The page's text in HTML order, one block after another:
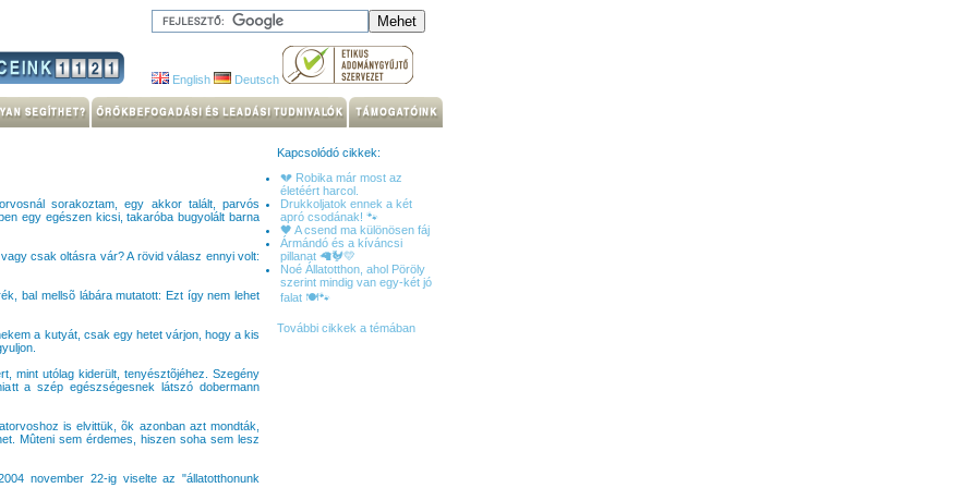
English Deutsch
sorakoztam, egy akkor talált, parvós
egy egészen kicsi, takaróba bugyolált barna
csak oltásra vár? A rövid válasz ennyi volt:
bal mellsõ lábára mutatott: Ezt így nem lehet
a kutyát, csak egy hetet várjon, hogy a kis
mint utólag kiderült, tenyésztõjéhez. Szegény
a szép egészségesnek látszó dobermann
is elvittük, õk azonban azt mondták,
Mûteni sem érdemes, hiszen soha sem lesz
november 22-ig viselte az "állatotthonunk
Kapcsolódó cikkek:
💔 Robika már most az
életéért harcol.
Drukkoljatok ennek a két
apró csodának! 🐾
🖤 A csend ma különösen fáj
Ármándó és a kíváncsi
pillanat 🦙🐓💛
Noé Állatotthon, ahol Pöröly
szerint mindig van egy-két jó
falat 🍽️🐾
További cikkek a témában